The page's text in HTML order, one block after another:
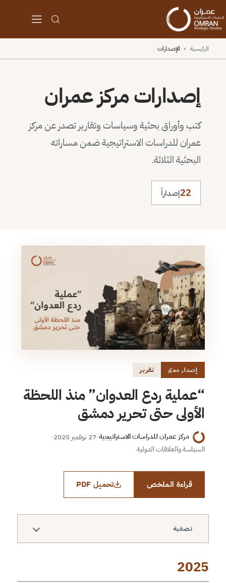
الرئيسية › الإصدارات
إصدارات مركز عمران
كتب وأوراق بحثية وسياسات وتقارير تصدر عن مركز
عمران للدراسات الاستراتيجية ضمن مساراته
البحثية الثلاثة.
22إصداراً
إصدار مميّز تقرير
“عملية ردع العدوان” منذ اللحظة
الأولى حتى تحرير دمشق
مركز عمران للدراسات الاستراتيجية·27 نوفمبر 2025
·
السياسة والعلاقات الدولية
قراءة الملخص تحميل PDF
تصفية
2025